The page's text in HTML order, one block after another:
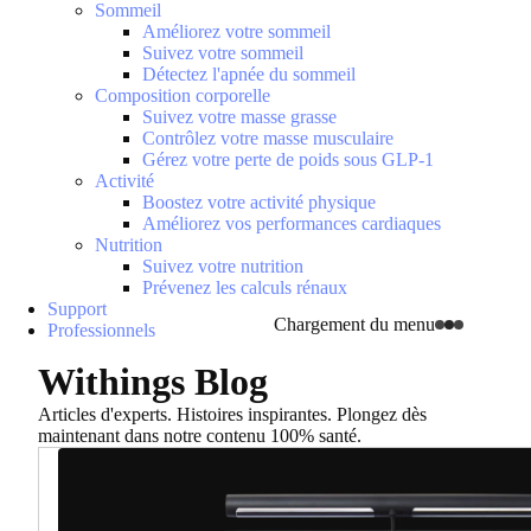
Chargement du menu
Sommeil
Améliorez votre sommeil
Suivez votre sommeil
Détectez l'apnée du sommeil
Composition corporelle
Suivez votre masse grasse
Contrôlez votre masse musculaire
Gérez votre perte de poids sous GLP-1
Activité
Boostez votre activité physique
Améliorez vos performances cardiaques
Nutrition
Suivez votre nutrition
Prévenez les calculs rénaux
Support
Professionnels
Withings Blog
Articles d'experts. Histoires inspirantes. Plongez dès
maintenant dans notre contenu 100% santé.